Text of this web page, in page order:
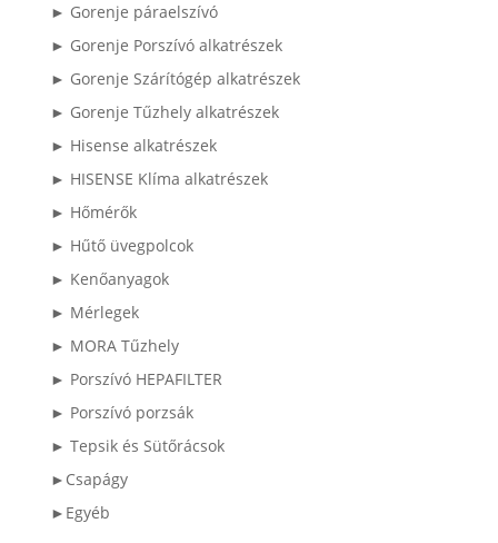
► Gorenje páraelszívó
► Gorenje Porszívó alkatrészek
► Gorenje Szárítógép alkatrészek
► Gorenje Tűzhely alkatrészek
► Hisense alkatrészek
► HISENSE Klíma alkatrészek
► Hőmérők
► Hűtő üvegpolcok
► Kenőanyagok
► Mérlegek
► MORA Tűzhely
► Porszívó HEPAFILTER
► Porszívó porzsák
► Tepsik és Sütőrácsok
►Csapágy
►Egyéb